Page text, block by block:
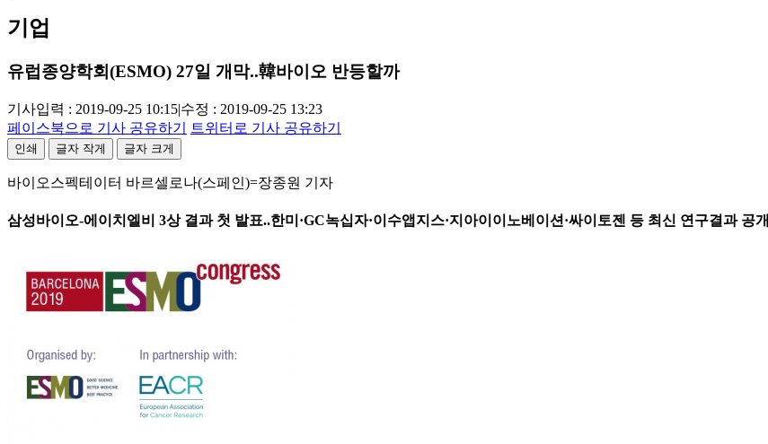
기업
유럽종양학회(ESMO) 27일 개막..韓바이오 반등할까
기사입력 : 2019-09-25 10:15|수정 : 2019-09-25 13:23
페이스북으로 기사 공유하기
트위터로 기사 공유하기
인쇄 글자 작게 글자 크게
바이오스펙테이터 바르셀로나(스페인)=장종원 기자
삼성바이오-에이치엘비 3상 결과 첫 발표..한미·GC녹십자·이수앱지스·지아이이노베이션·싸이토젠 등 최신 연구결과 공개